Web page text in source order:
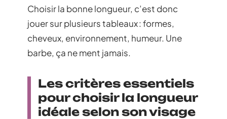
Choisir la bonne longueur, c’est donc
jouer sur plusieurs tableaux : formes,
cheveux, environnement, humeur. Une
barbe, ça ne ment jamais.
Les critères essentiels
pour choisir la longueur
idéale selon son visage